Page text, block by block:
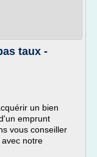
taux -
un bien
emprunt
vous conseiller
notre